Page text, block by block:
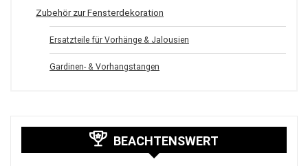
Zubehör zur Fensterdekoration
Ersatzteile für Vorhänge & Jalousien
Gardinen- & Vorhangstangen
BEACHTENSWERT